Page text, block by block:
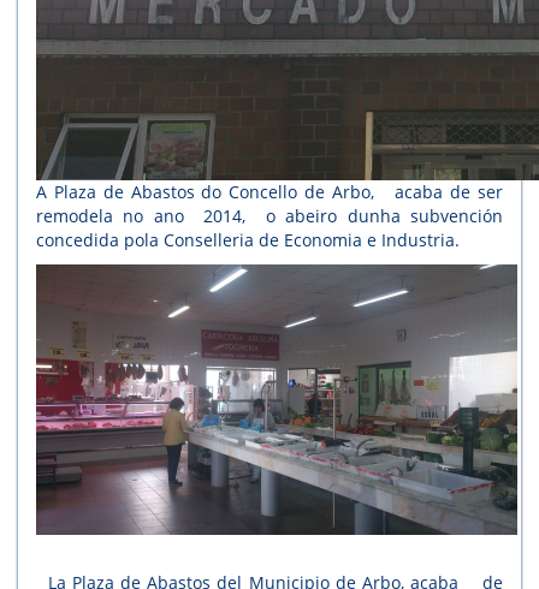
A Plaza de Abastos do Concello de Arbo, acaba de ser
remodela no ano 2014, o abeiro dunha subvención
concedida pola Conselleria de Economia e Industria.
La Plaza de Abastos del Municipio de Arbo, acaba de